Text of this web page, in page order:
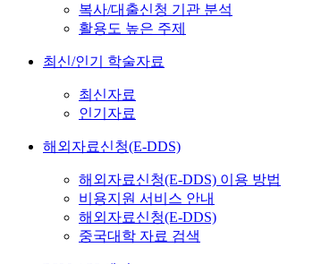
복사/대출신청 기관 분석
활용도 높은 주제
최신/인기 학술자료
최신자료
인기자료
해외자료신청(E-DDS)
해외자료신청(E-DDS) 이용 방법
비용지원 서비스 안내
해외자료신청(E-DDS)
중국대학 자료 검색